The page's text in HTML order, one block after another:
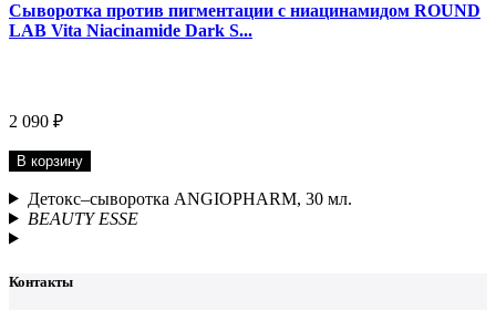
Сыворотка против пигментации с ниацинамидом ROUND
LAB Vita Niacinamide Dark S...
2 090 ₽
В корзину
Детокс–сыворотка ANGIOPHARM, 30 мл.
BEAUTY ESSE
Контакты